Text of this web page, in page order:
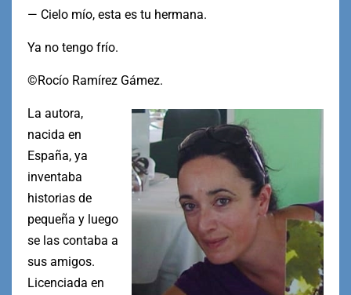
— Cielo mío, esta es tu hermana.
Ya no tengo frío.
©Rocío Ramírez Gámez.
La autora,
nacida en
España, ya
inventaba
historias de
pequeña y luego
se las contaba a
sus amigos.
Licenciada en